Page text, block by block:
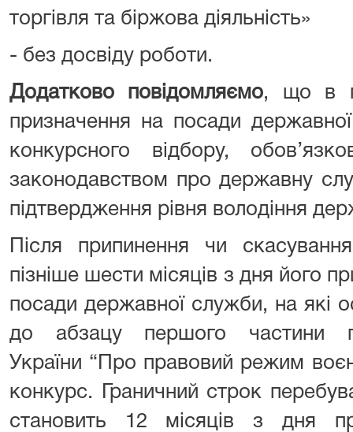
торгівля та біржова діяльність»
- без досвіду роботи.
Додатково повідомляємо, що в
призначення на посади
конкурсного відбору,
законодавством про державну
підтвердження рівня володіння
Після припинення чи
пізніше шести місяців з дня його
посади державної служби, на які
до абзацу першого частини
України “Про правовий режим
конкурс. Граничний строк
становить 12 місяців з дня